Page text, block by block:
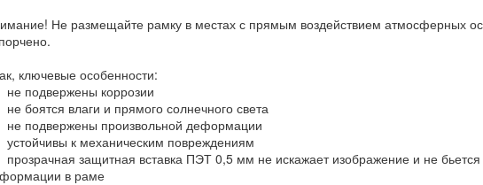
Не размещайте рамку в местах с прямым воздействием атмосферных
ключевые особенности:
подвержены коррозии
боятся влаги и прямого солнечного света
подвержены произвольной деформации
к механическим повреждениям
защитная вставка ПЭТ 0,5 мм не искажает изображение и не бьется
в раме